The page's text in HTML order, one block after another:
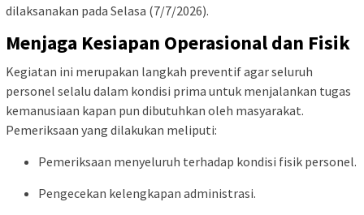
dilaksanakan pada Selasa (7/7/2026).
Menjaga Kesiapan Operasional dan Fisik
Kegiatan ini merupakan langkah preventif agar seluruh
personel selalu dalam kondisi prima untuk menjalankan tugas
kemanusiaan kapan pun dibutuhkan oleh masyarakat.
Pemeriksaan yang dilakukan meliputi:
Pemeriksaan menyeluruh terhadap kondisi fisik personel.
Pengecekan kelengkapan administrasi.